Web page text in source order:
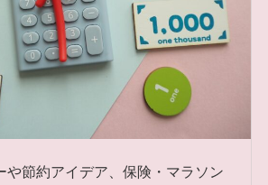
や節約アイデア、保険・マラソン